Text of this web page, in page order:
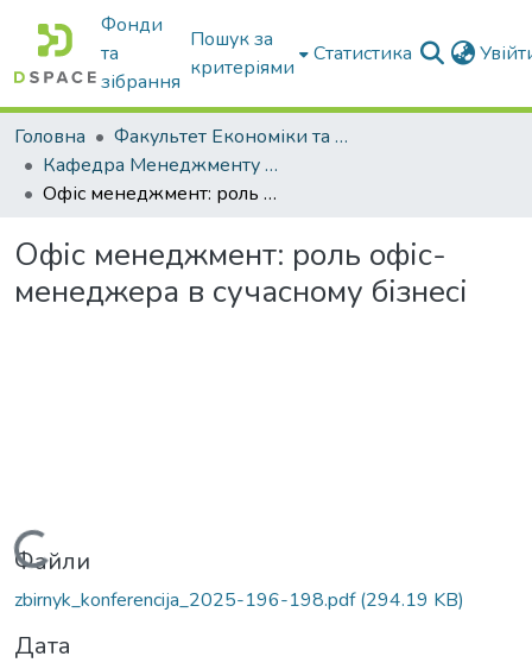
Фонди
та
зібрання
Пошук за
критеріями
Статистика
Головна
Факультет Економіки та бізнесу
Кафедра Менеджменту та публічного адміністрування
Офіс менеджмент: роль офіс-менеджера в сучасному бізнесі
Офіс менеджмент: роль офіс-
менеджера в сучасному бізнесі
Вантажиться...
Файли
zbirnyk_konferencija_2025-196-198.pdf(294.19 KB)
Дата